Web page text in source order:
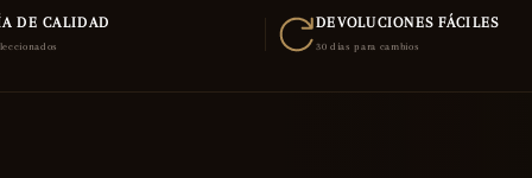
DE CALIDAD DEVOLUCIONES FÁCILES
30 días para cambios